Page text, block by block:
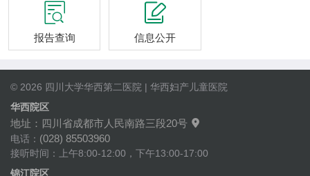

报告查询

信息公开
© 2026 四川大学华西第二医院 | 华西妇产儿童医院
华西院区
地址：四川省成都市人民南路三段20号 
电话： (028) 85503960
接听时间：上午8:00-12:00，下午13:00-17:00
锦江院区